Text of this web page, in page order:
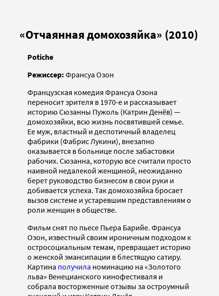
«Отчаянная домохозяйка» (2010)
Potiche
Режиссер: Франсуа Озон
Французская комедия Франсуа Озона
переносит зрителя в 1970-е и рассказывает
историю Сюзанны Пужоль (Катрин Денёв) —
домохозяйки, всю жизнь посвятившей семье.
Ее муж, властный и деспотичный владелец
фабрики (Фабрис Лукини), внезапно
оказывается в больнице после забастовки
рабочих. Сюзанна, которую все считали просто
наивной недалекой женщиной, неожиданно
берет руководство бизнесом в свои руки и
добивается успеха. Так домохозяйка бросает
вызов системе и устаревшим представлениям о
роли женщин в обществе.
Фильм снят по пьесе Пьера Барийе. Франсуа
Озон, известный своим ироничным подходом к
остросоциальным темам, превращает историю
о женской эмансипации в блестящую сатиру.
Картина получила номинацию на «Золотого
льва» Венецианского кинофестиваля и
собрала восторженные отзывы за остроумный